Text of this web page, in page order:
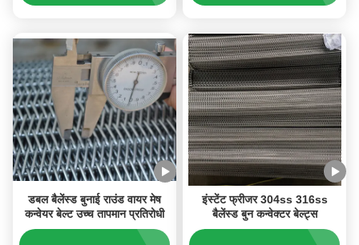
डबल बैलेंस्ड बुनाई राउंड वायर मेष
कन्वेयर बेल्ट उच्च तापमान प्रतिरोधी
इंस्टेंट फ्रीजर 304ss 316ss
बैलेंस्ड बुन कन्वेक्टर बेल्ट्स